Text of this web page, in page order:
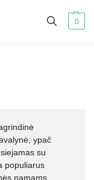
0
ypač
su
populiarus
namams.